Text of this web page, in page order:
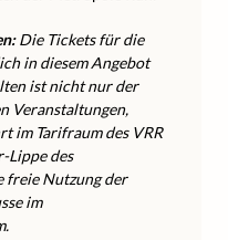
Die Tickets für die
in diesem Angebot
ist nicht nur der
Veranstaltungen,
im Tarifraum des VRR
Lippe des
freie Nutzung der
im